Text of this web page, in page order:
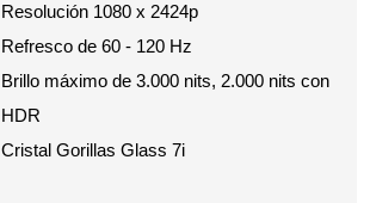
Resolución 1080 x 2424p
Refresco de 60 - 120 Hz
Brillo máximo de 3.000 nits, 2.000 nits con
HDR
Cristal Gorillas Glass 7i